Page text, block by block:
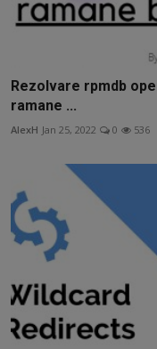
Rezolvare rpmdb
ramane ...
AlexH Jan 25, 2022 0 536